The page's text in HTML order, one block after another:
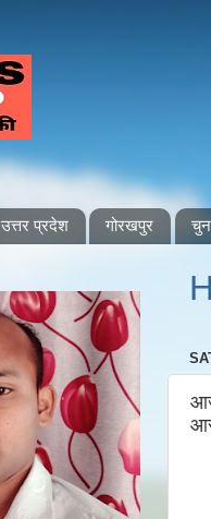
उत्तर प्रदेश गोरखपुर